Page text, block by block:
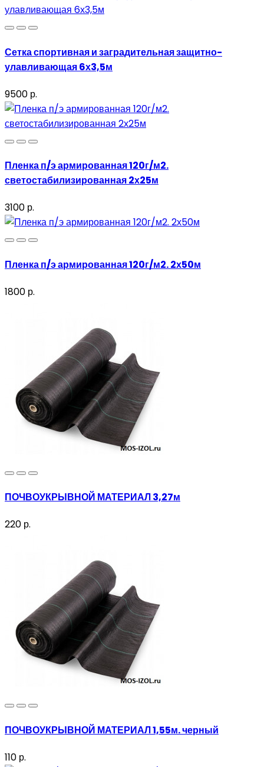
Сетка спортивная и заградительная защитно-
улавливающая 6х3,5м
9500 р.
Пленка п/э армированная 120г/м2.
светостабилизированная 2х25м
3100 р.
Пленка п/э армированная 120г/м2. 2х50м
1800 р.
ПОЧВОУКРЫВНОЙ МАТЕРИАЛ 3,27м
220 р.
ПОЧВОУКРЫВНОЙ МАТЕРИАЛ 1,55м. черный
110 р.